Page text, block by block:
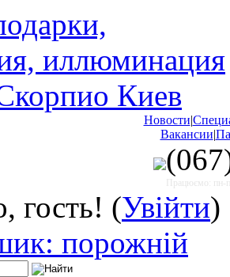
Новости|
Вакансии|
Працюємо: пн-
гость! (Увійти)
порожній